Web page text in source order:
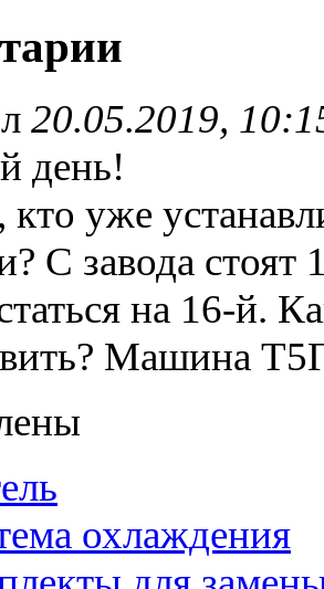
20.05.2019,
день!
кто уже
С завода
на 16-й.
Машина
охлаждения